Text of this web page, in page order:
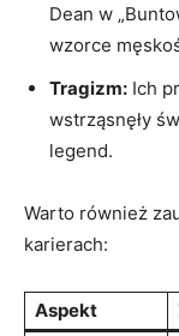
Dean w
wzorce
Tragizm: Ich
wstrząsnęły
legend.
Warto również
karierach:
Aspekt